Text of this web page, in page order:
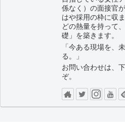
係なく）の面接官
はや採用の枠に収
どの熱量を持って
礎」を築きます。
「今ある現場を、
る。」
お問い合わせは、
ぞ。